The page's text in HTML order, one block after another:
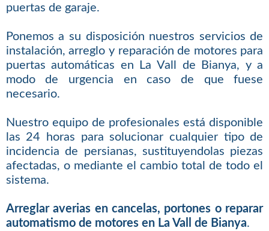
puertas de garaje.
Ponemos a su disposición nuestros servicios de
instalación, arreglo y reparación de motores para
puertas automáticas en La Vall de Bianya, y a
modo de urgencia en caso de que fuese
necesario.
Nuestro equipo de profesionales está disponible
las 24 horas para solucionar cualquier tipo de
incidencia de persianas, sustituyendolas piezas
afectadas, o mediante el cambio total de todo el
sistema.
Arreglar averias en cancelas, portones o reparar
automatismo de motores en La Vall de Bianya.